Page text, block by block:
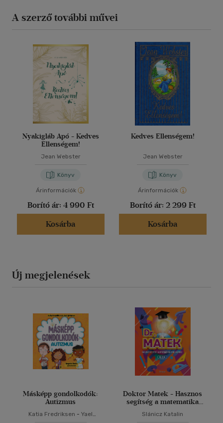
A szerző további művei
Nyakigláb Apó - Kedves
Ellenségem!
Jean Webster
Könyv
Árinformációk
Borító ár: 4 990 Ft
Kosárba
Kedves Ellenségem!
Jean Webster
Könyv
Árinformációk
Borító ár: 2 299 Ft
Kosárba
Új megjelenések
Másképp gondolkodók:
Autizmus
Katia Fredriksen - Yael
Doktor Matek - Hasznos
segítség a matematika
Slánicz Katalin